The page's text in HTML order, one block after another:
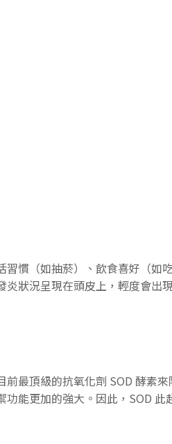
習慣（如抽菸）、飲食喜好（如
狀況呈現在頭皮上，輕度會出
最頂級的抗氧化劑 SOD 酵素
能更加的強大。因此，SOD 此